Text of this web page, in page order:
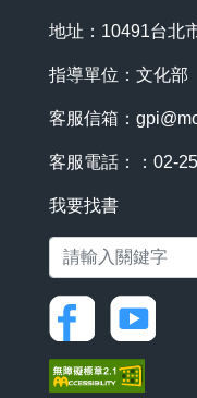
地址：10491台北
指導單位：文化部
客服信箱：
客服電話：：02-
我要找書